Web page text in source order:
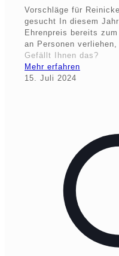
Vorschläge für
gesucht In diesem
Ehrenpreis bereits
an Personen
Gefällt Ihnen das?
Mehr erfahren
15. Juli 2024